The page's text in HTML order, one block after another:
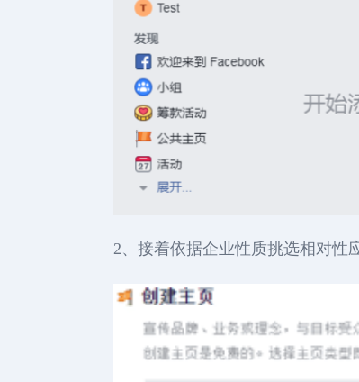
2、接着依据企业性质挑选相对性